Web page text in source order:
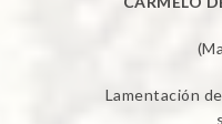
Lamentación